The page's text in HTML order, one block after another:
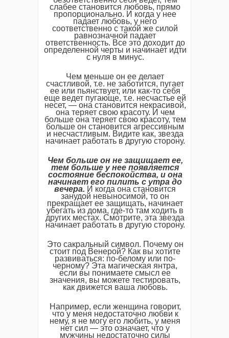
слабее становится любовь, прямо
пропорционально. И когда у нее
падает любовь, у него
соответственно с такой же силой
равнозначной падает
ответственность. Все это доходит до
определенной черты и начинает идти
с нуля в минус.
Чем меньше он ее делает
счастливой, т.е. не заботится, пугает
ее или пьянствует, или как-то себя
еще ведет пугающе, т.е. несчастье ей
несет, — она становится некрасивой,
она теряет свою красоту. И чем
больше она теряет свою красоту, тем
больше он становится агрессивным
и несчастливым. Видите как, звезда
начинает работать в другую сторону.
Чем больше он не защищает ее,
тем больше у нее появляется
состояние беспокойства, и она
начинает его пилить с утра до
вечера. И когда она становится
занудой невыносимой, то он
прекращает ее защищать, начинает
убегать из дома, где-то там ходить в
других местах. Смотрите, эта звезда
начинает работать в другую сторону.
Это сакральный символ. Почему он
стоит под Венерой? Как вы хотите
развиваться: по-белому или по-
черному? Эта магическая янтра,
если вы понимаете смысл ее
значения, вы можете тестировать,
как движется ваша любовь.
Например, если женщина говорит,
что у меня недостаточно любви к
нему, я не могу его любить, у меня
нет сил — это означает, что у
мужчины недостаточно силы